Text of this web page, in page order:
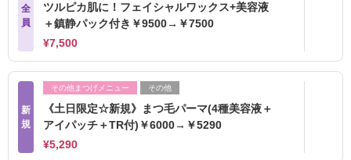
全
員
ツルピカ肌に！フェイシャルワックス+美容液
＋鎮静パック付き￥9500→￥7500
¥7,500
新
規
その他まつげメニュー その他
《土日限定☆新規》まつ毛パーマ(4種美容液＋
アイパッチ＋TR付)￥6000→￥5290
¥5,290